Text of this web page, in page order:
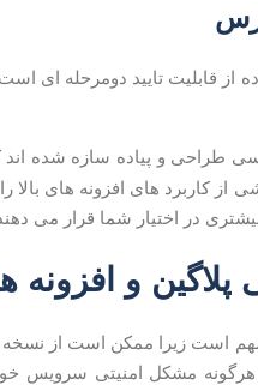
از قابلیت تایید دومرحله ای است
طراحی و پیاده سازه شده اند
کاربرد های افزونه های بالا
در اختیار شما قرار می
است زیرا ممکن است از نسخه
هرگونه مشکل امنیتی سرویس